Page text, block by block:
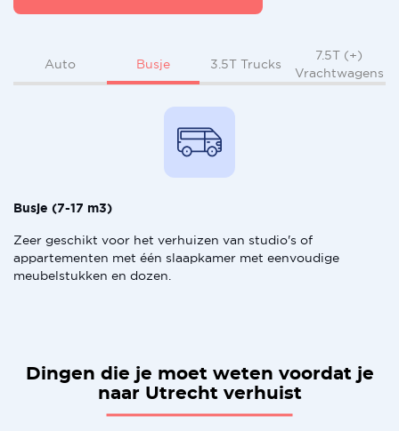
Auto Busje 3.5T Trucks
7.5T (+)
Vrachtwagens
Busje (7-17 m3)
Zeer geschikt voor het verhuizen van studio's of
appartementen met één slaapkamer met eenvoudige
meubelstukken en dozen.
Dingen die je moet weten voordat je
naar Utrecht verhuist